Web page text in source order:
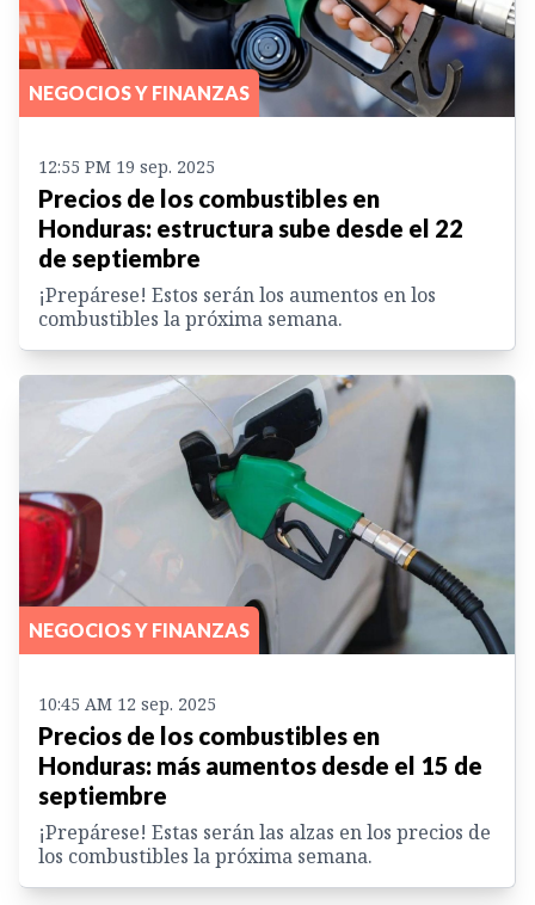
NEGOCIOS Y FINANZAS
12:55 PM 19 sep. 2025
Precios de los combustibles en
Honduras: estructura sube desde el 22
de septiembre
¡Prepárese! Estos serán los aumentos en los
combustibles la próxima semana.
NEGOCIOS Y FINANZAS
10:45 AM 12 sep. 2025
Precios de los combustibles en
Honduras: más aumentos desde el 15 de
septiembre
¡Prepárese! Estas serán las alzas en los precios de
los combustibles la próxima semana.